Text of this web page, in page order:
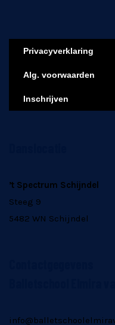
Privacyverklaring
Alg. voorwaarden
Inschrijven
’t Spectrum Schijndel
Steeg 9
5482 WN Schijndel